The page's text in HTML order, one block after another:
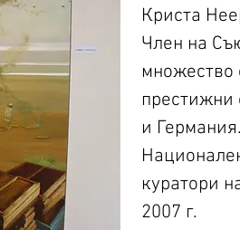
Криста
Член на
множество
престижни
и
куратори
2007 г.